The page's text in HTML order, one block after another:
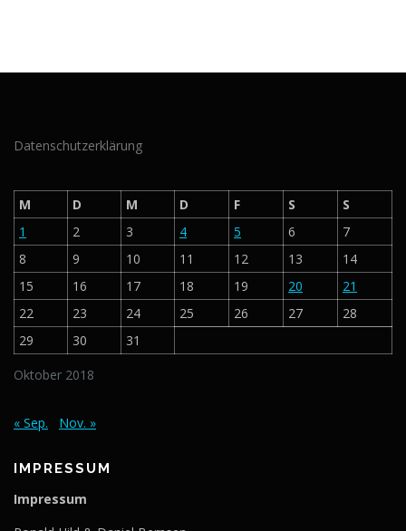
Datenschutzerklärung
Oktober 2018
M D M D F S
S
1
2 3 4 5 6
7
8
9 10 11 12 13
14
15
16 17 18 19 20
21
22
23 24 25 26 27
28
29
30 31
« Sep. Nov. »
IMPRESSUM
Impressum